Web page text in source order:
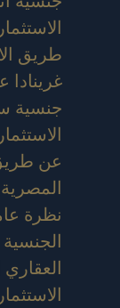
طريق
جنسية
عن
نظرة
العقاري